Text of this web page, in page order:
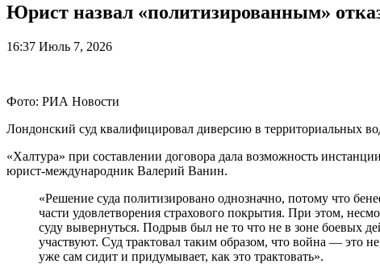
Юрист назвал «политизированным»
16:37 Июль 7, 2026
Фото: РИА Новости
Лондонский суд квалифицировал диверсию в территориальных
«Халтура» при составлении договора дала возможность
юрист-международник Валерий Ванин.
«Решение суда политизировано однозначно, потому что
части удовлетворения страхового покрытия. При этом,
суду вывернуться. Подрыв был не то что не в зоне боевых
участвуют. Суд трактовал таким образом, что война — это
уже сам сидит и придумывает, как это трактовать».